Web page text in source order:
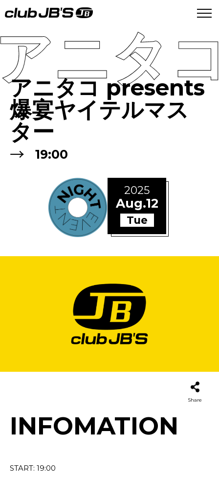
ニタ
アニタコ presents
爆宴ヤイテルマス
ター
→ 19:00
2025
Aug.12
Tue
Share
INFOMATION
START: 19:00